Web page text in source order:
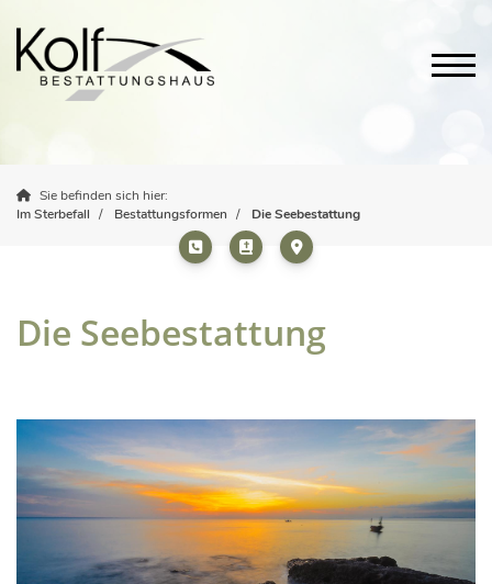
Sie befinden sich hier:
Im Sterbefall
Bestattungsformen Die Seebestattung
Die Seebestattung